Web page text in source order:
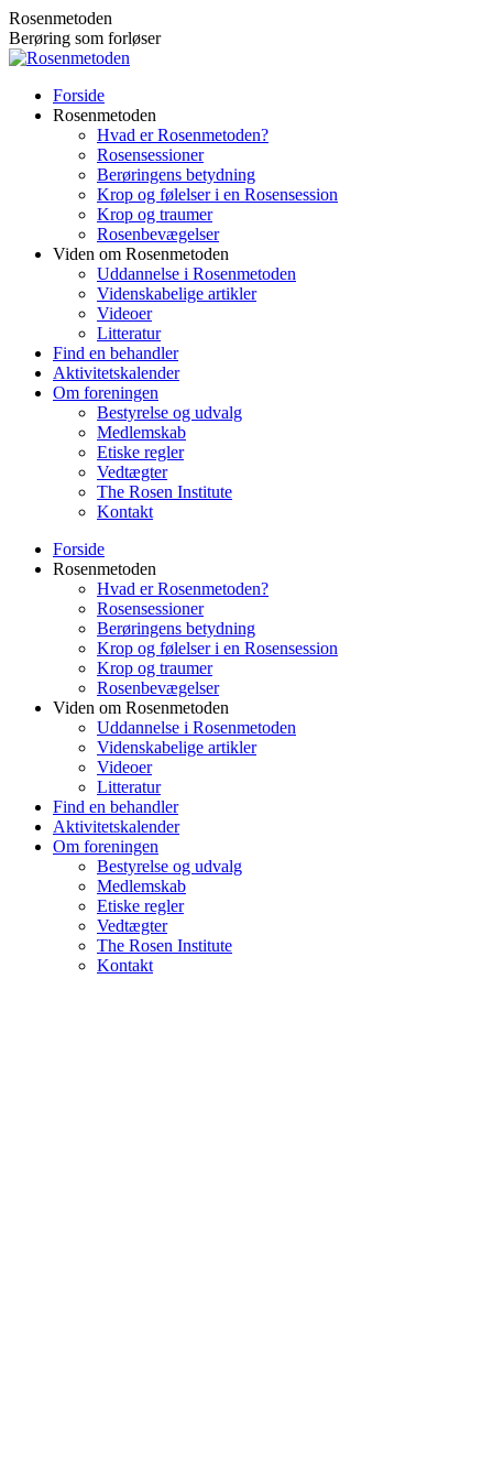
Skip
to
content
Rosenmetoden
Berøring som forløser
Forside
Rosenmetoden
Hvad er Rosenmetoden?
Rosensessioner
Berøringens betydning
Krop og følelser i en Rosensession
Krop og traumer
Rosenbevægelser
Viden om Rosenmetoden
Uddannelse i Rosenmetoden
Videnskabelige artikler
Videoer
Litteratur
Find en behandler
Aktivitetskalender
Om foreningen
Bestyrelse og udvalg
Medlemskab
Etiske regler
Vedtægter
The Rosen Institute
Kontakt
Forside
Rosenmetoden
Hvad er Rosenmetoden?
Rosensessioner
Berøringens betydning
Krop og følelser i en Rosensession
Krop og traumer
Rosenbevægelser
Viden om Rosenmetoden
Uddannelse i Rosenmetoden
Videnskabelige artikler
Videoer
Litteratur
Find en behandler
Aktivitetskalender
Om foreningen
Bestyrelse og udvalg
Medlemskab
Etiske regler
Vedtægter
The Rosen Institute
Kontakt